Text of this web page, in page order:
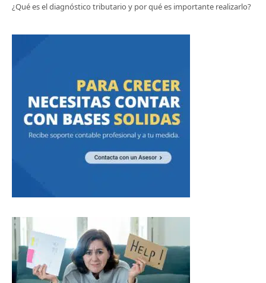
¿Qué es el diagnóstico tributario y por qué es importante realizarlo?